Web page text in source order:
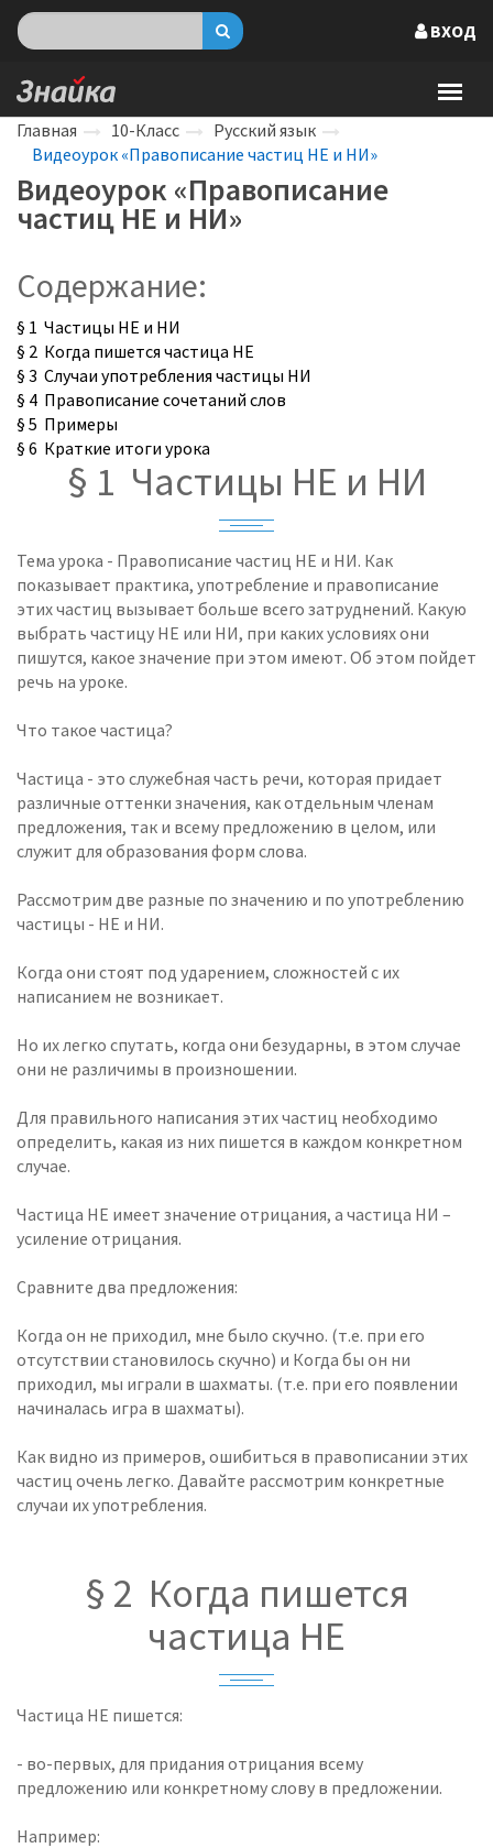
ВХОД
Главная 10-Класс
Русский язык
Видеоурок «Правописание частиц НЕ и НИ»
Видеоурок «Правописание
частиц НЕ и НИ»
Содержание:
§ 1 Частицы НЕ и НИ
§ 2 Когда пишется частица НЕ
§ 3 Случаи употребления частицы НИ
§ 4 Правописание сочетаний слов
§ 5 Примеры
§ 6 Краткие итоги урока
§ 1 Частицы НЕ и НИ
Тема урока - Правописание частиц НЕ и НИ. Как
показывает практика, употребление и правописание
этих частиц вызывает больше всего затруднений. Какую
выбрать частицу НЕ или НИ, при каких условиях они
пишутся, какое значение при этом имеют. Об этом пойдет
речь на уроке.
Что такое частица?
Частица - это служебная часть речи, которая придает
различные оттенки значения, как отдельным членам
предложения, так и всему предложению в целом, или
служит для образования форм слова.
Рассмотрим две разные по значению и по употреблению
частицы - НЕ и НИ.
Когда они стоят под ударением, сложностей с их
написанием не возникает.
Но их легко спутать, когда они безударны, в этом случае
они не различимы в произношении.
Для правильного написания этих частиц необходимо
определить, какая из них пишется в каждом конкретном
случае.
Частица НЕ имеет значение отрицания, а частица НИ –
усиление отрицания.
Сравните два предложения:
Когда он не приходил, мне было скучно. (т.е. при его
отсутствии становилось скучно) и Когда бы он ни
приходил, мы играли в шахматы. (т.е. при его появлении
начиналась игра в шахматы).
Как видно из примеров, ошибиться в правописании этих
частиц очень легко. Давайте рассмотрим конкретные
случаи их употребления.
§ 2 Когда пишется
частица НЕ
Частица НЕ пишется:
- во-первых, для придания отрицания всему
предложению или конкретному слову в предложении.
Например: